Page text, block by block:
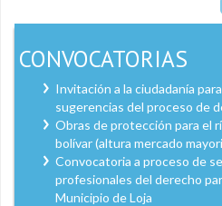
CONVOCATORIAS
Invitación a la ciudadanía
sugerencias del proceso de
Obras de protección para el
bolívar (altura mercado
Convocatoria a proceso de
profesionales del derecho
Municipio de Loja